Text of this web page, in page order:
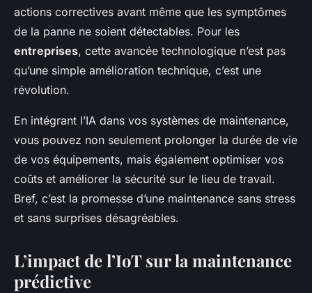
actions correctives avant même que les symptômes
de la panne ne soient détectables. Pour les
entreprises, cette avancée technologique n’est pas
qu’une simple amélioration technique, c’est une
révolution.
En intégrant l’IA dans vos systèmes de maintenance,
vous pouvez non seulement prolonger la durée de vie
de vos équipements, mais également optimiser vos
coûts et améliorer la sécurité sur le lieu de travail.
Bref, c’est la promesse d’une maintenance sans stress
et sans surprises désagréables.
L’impact de l’IoT sur la maintenance
prédictive